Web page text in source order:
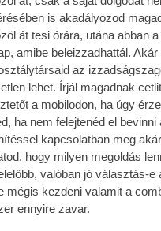
is akadályozod
át tesi órára, utána abban
amibe beleizzadhattál.
az
lehet. Írjál magadnak
a mobilodon, ha úgy
ha nem felejtenéd el bevinni
kapcsolatban meg
hogy milyen megoldás
valóban jó választás-e
mégis kezdeni valamit a
ennyire zavar.